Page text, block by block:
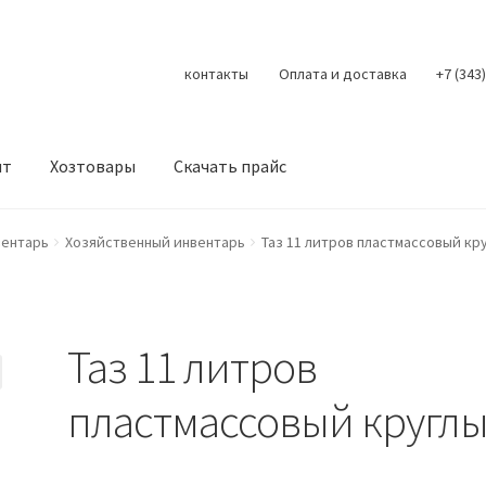
контакты Оплата и доставка +7
Хозтовары Скачать прайс
КонтактыКорзинаМой аккаунт О нас Оплата Оплата и
Хозяйственный инвентарь Таз 11 литров пластмассовый
Таз 11 литров
пластмассовый